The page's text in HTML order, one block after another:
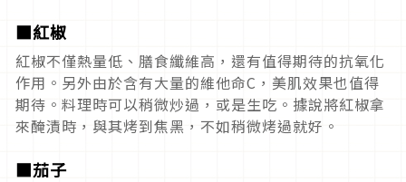
■紅椒
紅椒不僅熱量低、膳食纖維高，還有值得期待的抗氧化
作用。另外由於含有大量的維他命C，美肌效果也值得
期待。料理時可以稍微炒過，或是生吃。據說將紅椒拿
來醃漬時，與其烤到焦黑，不如稍微烤過就好。
■茄子